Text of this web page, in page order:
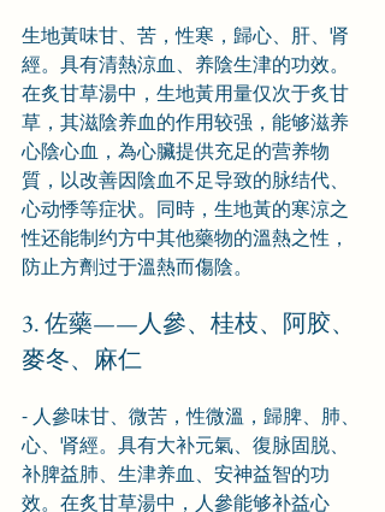
生地黃味甘、苦，性寒，歸心、肝、肾
經。具有清熱涼血、养陰生津的功效。
在炙甘草湯中，生地黃用量仅次于炙甘
草，其滋陰养血的作用较强，能够滋养
心陰心血，為心臟提供充足的营养物
質，以改善因陰血不足导致的脉结代、
心动悸等症状。同時，生地黃的寒涼之
性还能制约方中其他藥物的溫熱之性，
防止方劑过于溫熱而傷陰。
3. 佐藥——人參、桂枝、阿胶、
麥冬、麻仁
- 人參味甘、微苦，性微溫，歸脾、肺、
心、肾經。具有大补元氣、復脉固脱、
补脾益肺、生津养血、安神益智的功
效。在炙甘草湯中，人參能够补益心